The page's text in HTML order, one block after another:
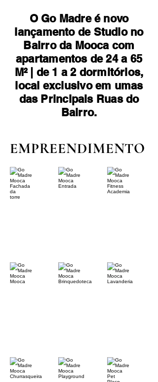
O Go Madre é novo
lançamento de Studio no
Bairro da Mooca com
apartamentos de 24 a 65
M² | de 1 a 2 dormitórios,
local exclusivo em umas
das Principais Ruas do
Bairro.
EMPREENDIMENTO